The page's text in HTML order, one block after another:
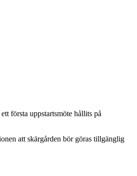
första uppstartsmöte hållits på
att skärgården bör göras tillgänglig